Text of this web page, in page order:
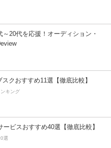
20代を応援！オーディション・
クおすすめ11選【徹底比較】
キング
ービスおすすめ40選【徹底比較】
選